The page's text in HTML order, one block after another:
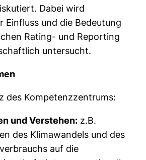
Dabei wird
Einfluss und die Bedeutung
Rating- und Reporting
untersucht.
des Kompetenzzentrums:
und Verstehen: z.B.
des Klimawandels und des
auf die